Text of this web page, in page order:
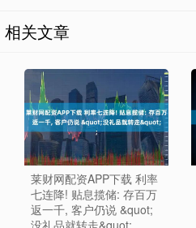
相关文章
莱财网配资APP下载 利率
七连降! 贴息揽储: 存百万
返一千, 客户仍说 &quot;